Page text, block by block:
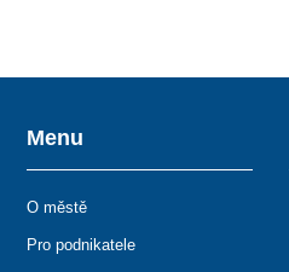
Menu
O městě
Pro podnikatele